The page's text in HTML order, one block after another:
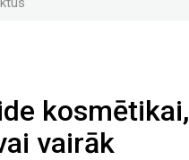
kosmētikai,
vairāk